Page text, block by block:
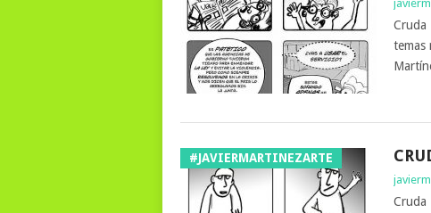
Cruda
temas
#JAVIERMARTINEZARTE
Cruda